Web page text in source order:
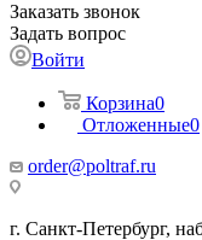
Заказать звонок
Задать вопрос
Войти
Корзина0
Отложенные0
order@poltraf.ru
г. Санкт-Петербург,